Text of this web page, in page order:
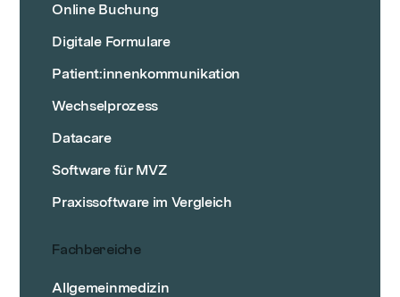
Online Buchung
Digitale Formulare
Patient:innenkommunikation
Wechselprozess
Datacare
Software für MVZ
Praxissoftware im Vergleich
Fachbereiche
Allgemeinmedizin